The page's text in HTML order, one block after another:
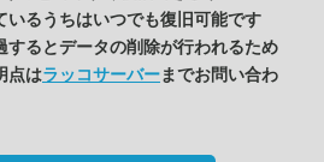
いるうちはいつでも復旧可能です
するとデータの削除が行われるため
点はラッコサーバーまでお問い合わ